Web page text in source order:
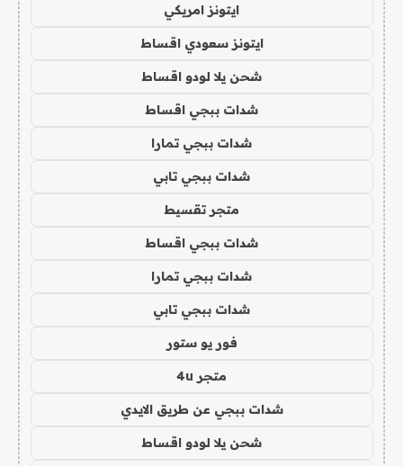
ايتونز امريكي
ايتونز سعودي اقساط
شحن يلا لودو اقساط
شدات ببجي اقساط
شدات ببجي تمارا
شدات ببجي تابي
متجر تقسيط
شدات ببجي اقساط
شدات ببجي تمارا
شدات ببجي تابي
فور يو ستور
متجر 4u
شدات ببجي عن طريق الايدي
شحن يلا لودو اقساط